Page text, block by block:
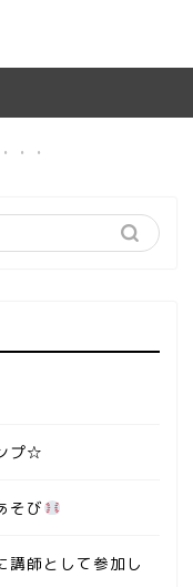
プ☆
そび
講師として参加し